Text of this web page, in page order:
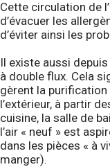
Cette circulation de
d’évacuer les
d’éviter ainsi les
Il existe aussi
à double flux. Cela
gèrent la purification
l’extérieur, à partir
cuisine, la salle de
l’air « neuf » est
dans les pièces « à
manger).